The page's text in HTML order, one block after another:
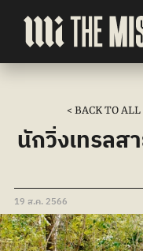
< BACK TO
19 ส.ค. 2566
นักวิ่งเทรล